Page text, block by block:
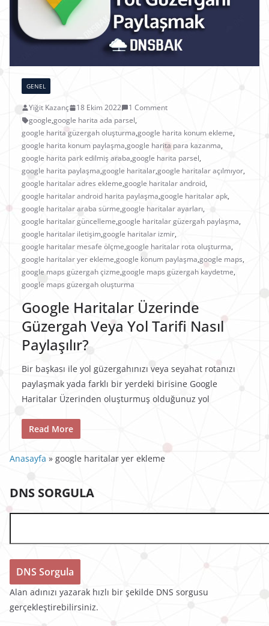
GENEL
Yiğit Kazanç 18 Ekim 2022
1 Comment
google,google harita ada parsel,
google harita güzergah oluşturma,google harita konum ekleme,
google harita konum paylaşma,google harita para kazanma,
google harita park edilmiş araba,google harita parsel,
google harita paylaşma,google haritalar,google haritalar açılmıyor,
google haritalar adres ekleme,google haritalar android,
google haritalar android harita paylaşma,google haritalar apk,
google haritalar araba sürme,google haritalar ayarları,
google haritalar güncelleme,google haritalar güzergah paylaşma,
google haritalar iletişim,google haritalar izmir,
google haritalar mesafe ölçme,google haritalar rota oluşturma,
google haritalar yer ekleme,google konum paylaşma,google maps,
google maps güzergah çizme,google maps güzergah kaydetme,
google maps güzergah oluşturma
Google Haritalar Üzerinde
Güzergah Veya Yol Tarifi Nasıl
Paylaşılır?
Bir başkası ile yol güzergahınızı veya seyahat rotanızı
paylaşmak yada farklı bir yerdeki birisine Google
Haritalar Üzerinden oluşturmuş olduğunuz yol
Read More
Anasayfa » google haritalar yer ekleme
DNS SORGULA
Alan adınızı yazarak hızlı bir şekilde DNS sorgusu
gerçekleştirebilirsiniz.